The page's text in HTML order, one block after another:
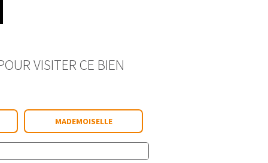
VISITER CE BIEN
MADEMOISELLE